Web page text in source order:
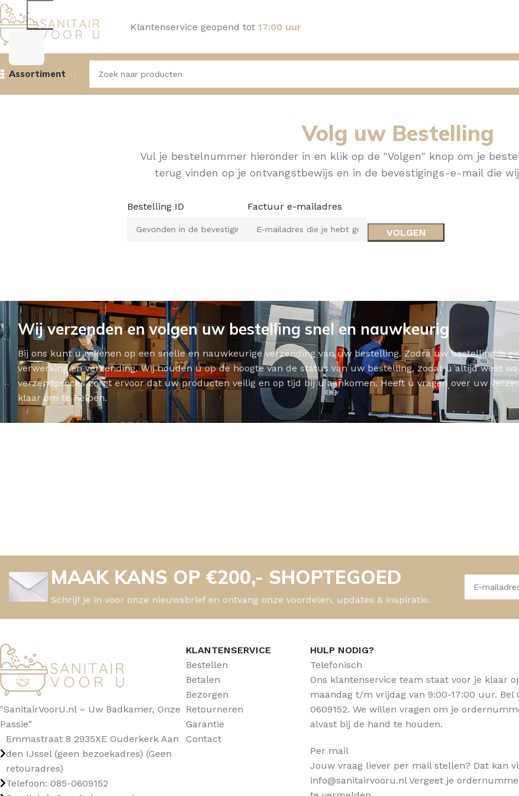
Klantenservice geopend tot 17:00 uur
Assortiment
Volg uw Bestelling
Vul je bestelnummer hieronder in en klik op de "Volgen" knop om je
terug vinden op je ontvangstbewijs en in de bevestigings-e-mail die
Bestelling ID Factuur e-mailadres
VOLGEN
Wij verzenden en volgen uw bestelling snel en nauwkeurig
Bij ons kunt u rekenen op een snelle en nauwkeurige verzending van uw bestelling. Zodra uw bestelling is
verwerking en verzending. Wij houden u op de hoogte van de status van uw bestelling, zodat u altijd weet
verzendproces zorgt ervoor dat uw producten veilig en op tijd bij u aankomen. Heeft u vragen over uw
klaar om te helpen.
MAAK KANS OP €200,- SHOPTEGOED
Schrijf je in voor onze nieuwsbrief en ontvang onze voordelen, updates & inspiratie.
"SanitairVoorU.nl – Uw Badkamer, Onze
Passie"
Emmastraat 8 2935XE Ouderkerk Aan
den IJssel (geen bezoekadres) (Geen
retouradres)
Telefoon: 085-0609152
KLANTENSERVICE
Bestellen
Betalen
Bezorgen
Retourneren
Garantie
Contact
HULP NODIG?
Telefonisch
Ons klantenservice team staat voor je klaar
maandag t/m vrijdag van 9:00-17:00 uur. Bel
0609152. We willen vragen om je
alvast bij de hand te houden.
Per mail
Jouw vraag liever per mail stellen? Dat kan
info@sanitairvooru.nl Vergeet je